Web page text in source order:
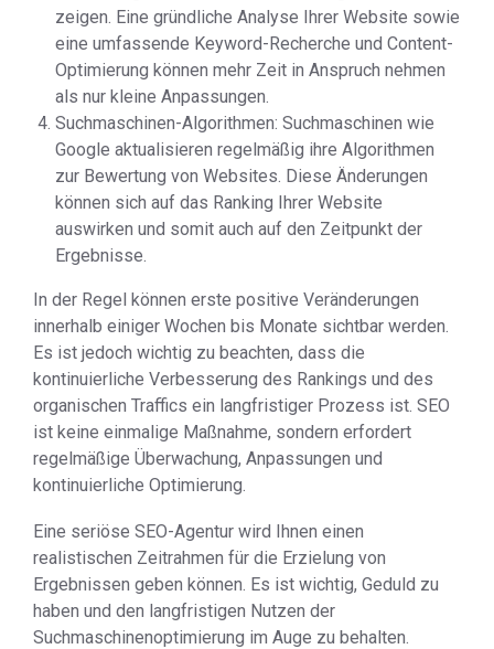
zeigen. Eine gründliche Analyse Ihrer Website sowie
eine umfassende Keyword-Recherche und Content-
Optimierung können mehr Zeit in Anspruch nehmen
als nur kleine Anpassungen.
Suchmaschinen-Algorithmen: Suchmaschinen wie
Google aktualisieren regelmäßig ihre Algorithmen
zur Bewertung von Websites. Diese Änderungen
können sich auf das Ranking Ihrer Website
auswirken und somit auch auf den Zeitpunkt der
Ergebnisse.
In der Regel können erste positive Veränderungen
innerhalb einiger Wochen bis Monate sichtbar werden.
Es ist jedoch wichtig zu beachten, dass die
kontinuierliche Verbesserung des Rankings und des
organischen Traffics ein langfristiger Prozess ist. SEO
ist keine einmalige Maßnahme, sondern erfordert
regelmäßige Überwachung, Anpassungen und
kontinuierliche Optimierung.
Eine seriöse SEO-Agentur wird Ihnen einen
realistischen Zeitrahmen für die Erzielung von
Ergebnissen geben können. Es ist wichtig, Geduld zu
haben und den langfristigen Nutzen der
Suchmaschinenoptimierung im Auge zu behalten.